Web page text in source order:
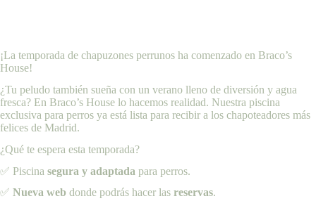
¡La temporada de chapuzones perrunos ha comenzado en Braco’s
House!
¿Tu peludo también sueña con un verano lleno de diversión y agua
fresca? En Braco’s House lo hacemos realidad. Nuestra piscina
exclusiva para perros ya está lista para recibir a los chapoteadores más
felices de Madrid.
¿Qué te espera esta temporada?
✅ Piscina segura y adaptada para perros.
✅ Nueva web donde podrás hacer las reservas.